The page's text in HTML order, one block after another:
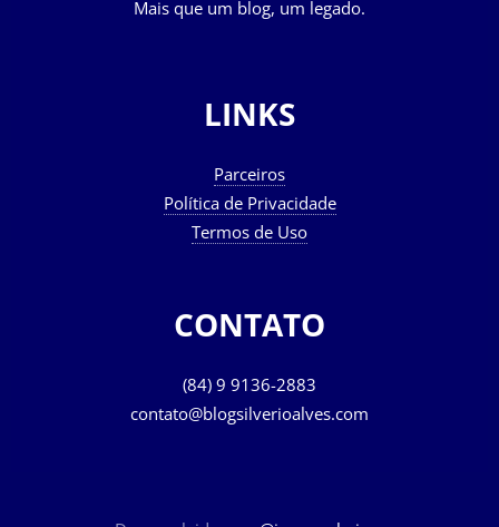
Mais que um blog, um legado.
LINKS
Parceiros
Política de Privacidade
Termos de Uso
CONTATO
(84) 9 9136-2883
contato@blogsilverioalves.com